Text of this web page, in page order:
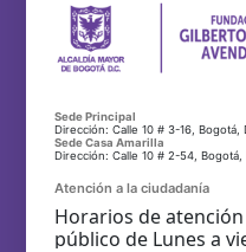
Sede Principal
Dirección: Calle 10 # 3-16, Bogotá,
Sede Casa Amarilla
Dirección: Calle 10 # 2-54, Bogotá,
Atención a la ciudadanía
Horarios de
público de Lunes a